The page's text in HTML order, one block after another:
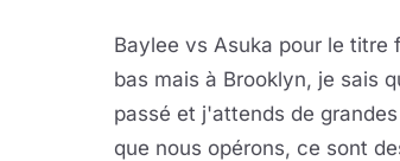
Baylee vs Asuka pour le titre
bas mais à Brooklyn, je sais
passé et j'attends de
que nous opérons, ce sont